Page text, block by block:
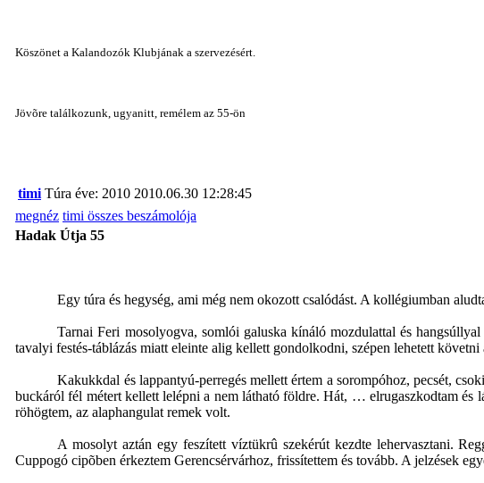
Köszönet a Kalandozók Klubjának a szervezésért.
Jövõre találkozunk, ugyanitt, remélem az 55-ön
timi Túra éve: 2010 2010.06.30 12:28:45
megnéz timi összes beszámolója
Hadak Útja 55
Egy túra és hegység, ami még nem okozott csalódást. A kollégiumban
Tarnai Feri mosolyogva, somlói galuska kínáló mozdulattal és
tavalyi festés-táblázás miatt eleinte alig kellett gondolkodni, szépen lehetett
Kakukkdal és lappantyú-perregés mellett értem a sorompóhoz, pecsét,
buckáról fél métert kellett lelépni a nem látható földre. Hát, … elrugaszkodtam és
röhögtem, az alaphangulat remek volt.
A mosolyt aztán egy feszített víztükrû szekérút kezdte lehervasztani.
Cuppogó cipõben érkeztem Gerencsérvárhoz, frissítettem és tovább. A jelzések